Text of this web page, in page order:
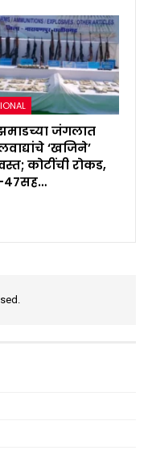
जंगलात
‘खजिने’
कोटींची रोकड,